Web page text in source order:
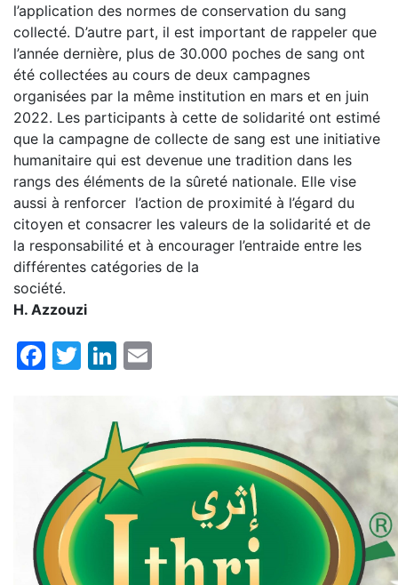
l’application des normes de conservation du sang
collecté. D’autre part, il est important de rappeler que
l’année dernière, plus de 30.000 poches de sang ont
été collectées au cours de deux campagnes
organisées par la même institution en mars et en juin
2022. Les participants à cette de solidarité ont estimé
que la campagne de collecte de sang est une initiative
humanitaire qui est devenue une tradition dans les
rangs des éléments de la sûreté nationale. Elle vise
aussi à renforcer l’action de proximité à l’égard du
citoyen et consacrer les valeurs de la solidarité et de
la responsabilité et à encourager l’entraide entre les
différentes catégories de la
société.
H. Azzouzi
Facebook
TwitterLinkedIn